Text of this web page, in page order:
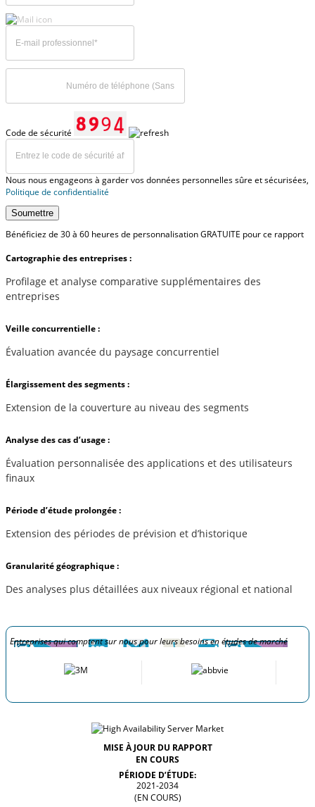
Code de sécurité
Nous nous engageons à garder vos données personnelles sûre et sécurisées,
Politique de confidentialité
Soumettre
Bénéficiez de 30 à 60 heures de personnalisation GRATUITE pour ce rapport
Cartographie des entreprises :
Profilage et analyse comparative supplémentaires des
entreprises
Veille concurrentielle :
Évaluation avancée du paysage concurrentiel
Élargissement des segments :
Extension de la couverture au niveau des segments
Analyse des cas d’usage :
Évaluation personnalisée des applications et des utilisateurs
finaux
Période d’étude prolongée :
Extension des périodes de prévision et d’historique
Granularité géographique :
Des analyses plus détaillées aux niveaux régional et national
Entreprises qui comptent sur nous pour leurs besoins en études de marché
MISE À JOUR DU RAPPORT
EN COURS
PÉRIODE D’ÉTUDE:
2021-2034
(EN COURS)